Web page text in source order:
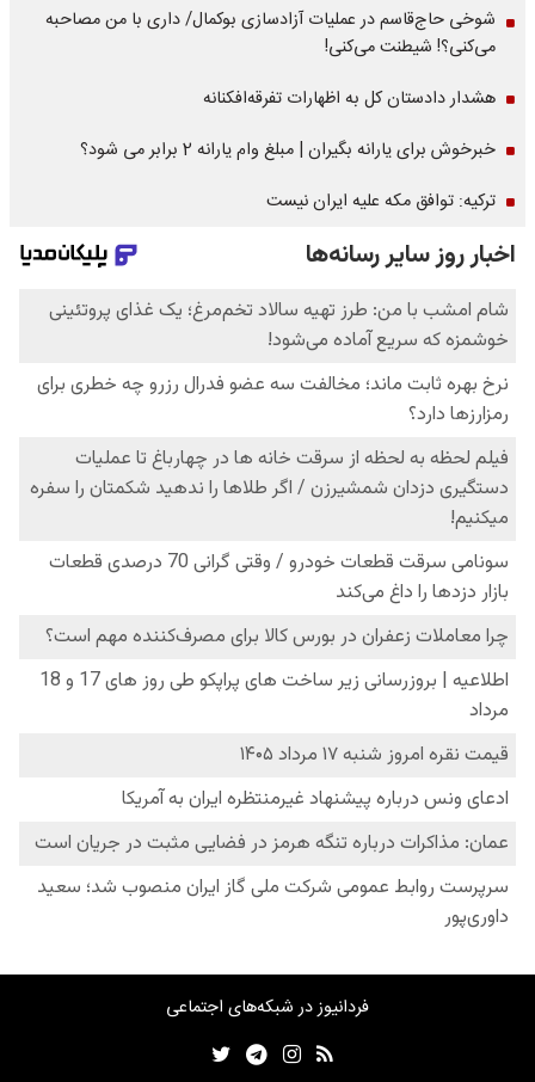
شوخی حاج‌قاسم در عملیات آزادسازی بوکمال/ داری با من مصاحبه‌
می‌کنی؟! شیطنت می‌کنی!
هشدار دادستان کل به اظهارات تفرقه‌افکنانه
خبرخوش برای یارانه بگیران | مبلغ وام یارانه 2 برابر می شود؟
ترکیه: توافق مکه علیه ایران نیست
فردانیوز در شبکه‌های اجتماعی